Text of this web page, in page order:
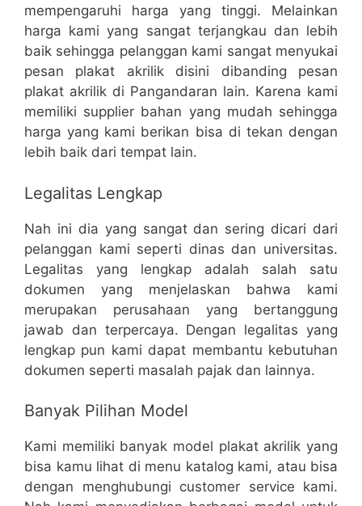
mempengaruhi harga yang tinggi. Melainkan
harga kami yang sangat terjangkau dan lebih
baik sehingga pelanggan kami sangat menyukai
pesan plakat akrilik disini dibanding pesan
plakat akrilik di Pangandaran lain. Karena kami
memiliki supplier bahan yang mudah sehingga
harga yang kami berikan bisa di tekan dengan
lebih baik dari tempat lain.
Legalitas Lengkap
Nah ini dia yang sangat dan sering dicari dari
pelanggan kami seperti dinas dan universitas.
Legalitas yang lengkap adalah salah satu
dokumen yang menjelaskan bahwa kami
merupakan perusahaan yang bertanggung
jawab dan terpercaya. Dengan legalitas yang
lengkap pun kami dapat membantu kebutuhan
dokumen seperti masalah pajak dan lainnya.
Banyak Pilihan Model
Kami memiliki banyak model plakat akrilik yang
bisa kamu lihat di menu katalog kami, atau bisa
dengan menghubungi customer service kami.